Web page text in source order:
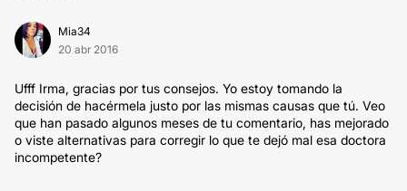
Mia34
20 abr 2016
Ufff Irma, gracias por tus consejos. Yo estoy tomando la
decisión de hacérmela justo por las mismas causas que tú. Veo
que han pasado algunos meses de tu comentario, has mejorado
o viste alternativas para corregir lo que te dejó mal esa doctora
incompetente?